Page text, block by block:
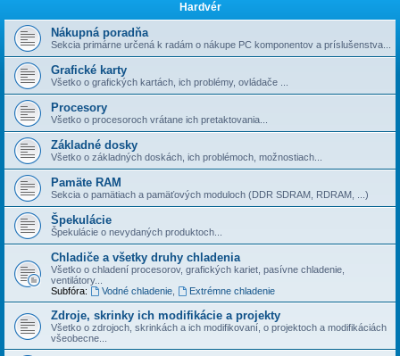
Hardvér
Nákupná poradňa
Sekcia primárne určená k radám o nákupe PC komponentov a príslušenstva...
Grafické karty
Všetko o grafických kartách, ich problémy, ovládače ...
Procesory
Všetko o procesoroch vrátane ich pretaktovania...
Základné dosky
Všetko o základných doskách, ich problémoch, možnostiach...
Pamäte RAM
Sekcia o pamätiach a pamäťových moduloch (DDR SDRAM, RDRAM, ...)
Špekulácie
Špekulácie o nevydaných produktoch...
Chladiče a všetky druhy chladenia
Všetko o chladení procesorov, grafických kariet, pasí­vne chladenie,
ventilátory...
Subfóra:
Vodné chladenie, Extrémne chladenie
Zdroje, skrinky ich modifikácie a projekty
Všetko o zdrojoch, skrinkách a ich modifikovaní, o projektoch a modifikáciách
všeobecne...